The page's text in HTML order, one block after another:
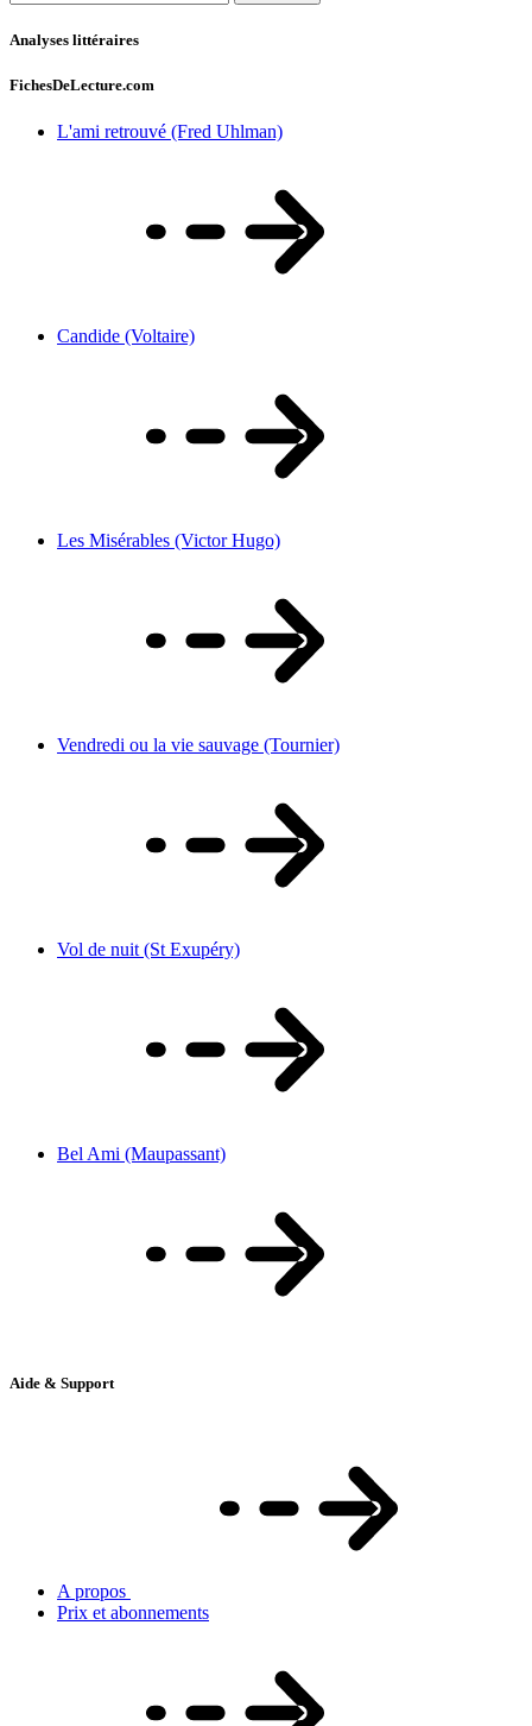
Analyses littéraires
FichesDeLecture.com
L'ami retrouvé (Fred Uhlman)
Candide (Voltaire)
Les Misérables (Victor Hugo)
Vendredi ou la vie sauvage (Tournier)
Vol de nuit (St Exupéry)
Bel Ami (Maupassant)
Aide & Support
A propos
Prix et abonnements